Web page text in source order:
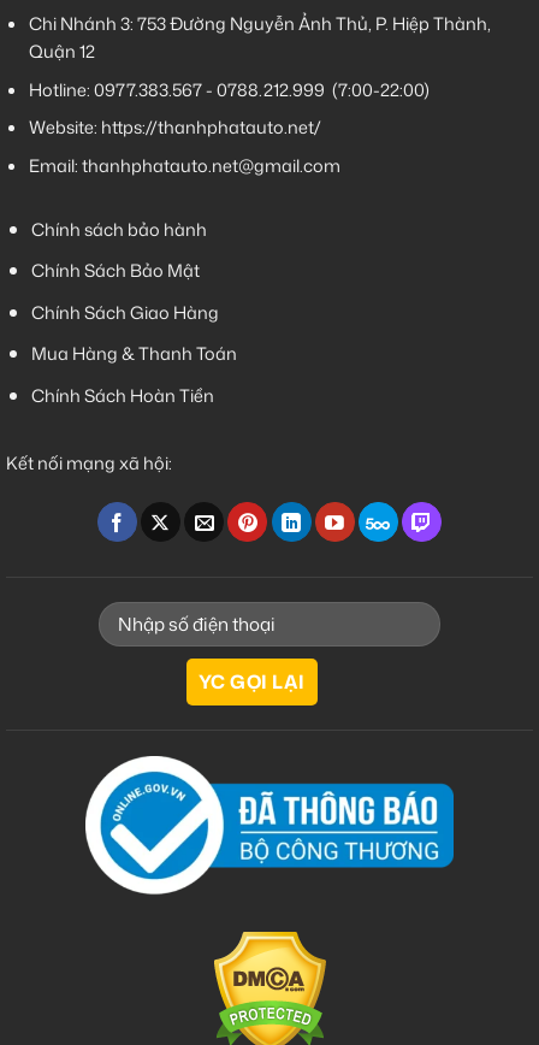
Chi Nhánh 3:753 Đường Nguyễn Ảnh Thủ, P. Hiệp Thành,
Quận 12
Hotline:0977.383.567-0788.212.999 (7:00-22:00)
Website: https://thanhphatauto.net/
Email:thanhphatauto.net@gmail.com
Chính sách bảo hành
Chính Sách Bảo Mật
Chính Sách Giao Hàng
Mua Hàng & Thanh Toán
Chính Sách Hoàn Tiền
Kết nối mạng xã hội: